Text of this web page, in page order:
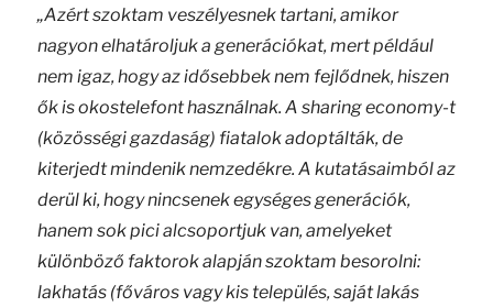
„Azért szoktam veszélyesnek tartani, amikor
nagyon elhatároljuk a generációkat, mert például
nem igaz, hogy az idősebbek nem fejlődnek, hiszen
ők is okostelefont használnak. A sharing economy-t
(közösségi gazdaság) fiatalok adoptálták, de
kiterjedt mindenik nemzedékre. A kutatásaimból az
derül ki, hogy nincsenek egységes generációk,
hanem sok pici alcsoportjuk van, amelyeket
különböző faktorok alapján szoktam besorolni:
lakhatás (főváros vagy kis település, saját lakás